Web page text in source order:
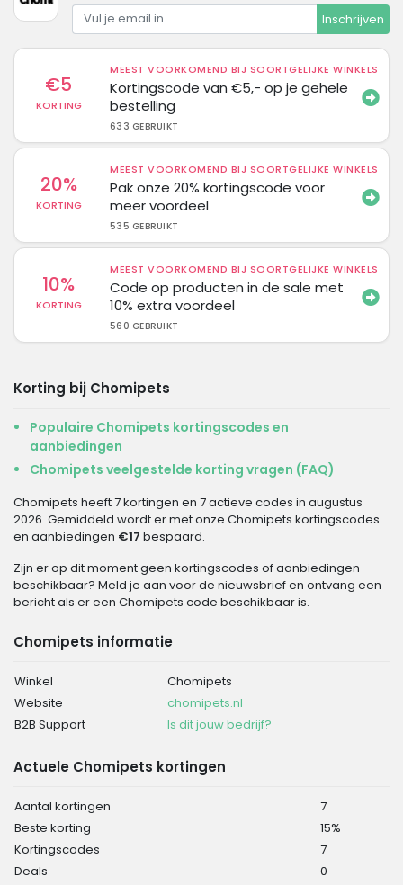
Inschrijven
€5
KORTING
MEEST VOORKOMEND BIJ SOORTGELIJKE WINKELS
Kortingscode van €5,- op je gehele
bestelling
633 GEBRUIKT
20%
KORTING
MEEST VOORKOMEND BIJ SOORTGELIJKE WINKELS
Pak onze 20% kortingscode voor
meer voordeel
535 GEBRUIKT
10%
KORTING
MEEST VOORKOMEND BIJ SOORTGELIJKE WINKELS
Code op producten in de sale met
10% extra voordeel
560 GEBRUIKT
Korting bij Chomipets
Populaire Chomipets kortingscodes en
aanbiedingen
Chomipets veelgestelde korting vragen (FAQ)
Chomipets heeft 7 kortingen en 7 actieve codes in augustus
2026. Gemiddeld wordt er met onze Chomipets kortingscodes
en aanbiedingen €17 bespaard.
Zijn er op dit moment geen kortingscodes of aanbiedingen
beschikbaar? Meld je aan voor de nieuwsbrief en ontvang een
bericht als er een Chomipets code beschikbaar is.
Chomipets informatie
Winkel
Chomipets
Website
chomipets.nl
B2B Support
Is dit jouw bedrijf?
Actuele Chomipets kortingen
Aantal kortingen
7
Beste korting
15%
Kortingscodes
7
Deals
0